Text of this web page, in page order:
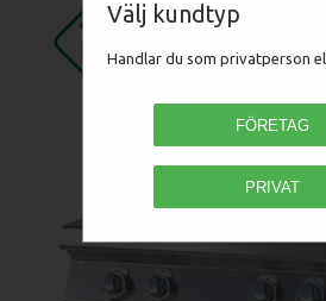
Välj kundtyp
Handlar du som privatperson
FÖRETAG
PRIVAT